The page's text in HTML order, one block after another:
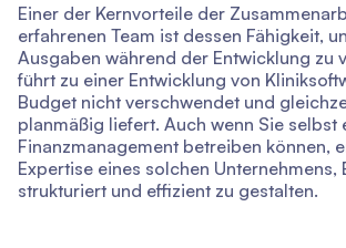
Einer der Kernvorteile der
erfahrenen Team ist dessen Fähigkeit,
Ausgaben während der Entwicklung zu
führt zu einer Entwicklung von
Budget nicht verschwendet und
planmäßig liefert. Auch wenn Sie selbst
Finanzmanagement betreiben können,
Expertise eines solchen Unternehmens,
strukturiert und effizient zu gestalten.